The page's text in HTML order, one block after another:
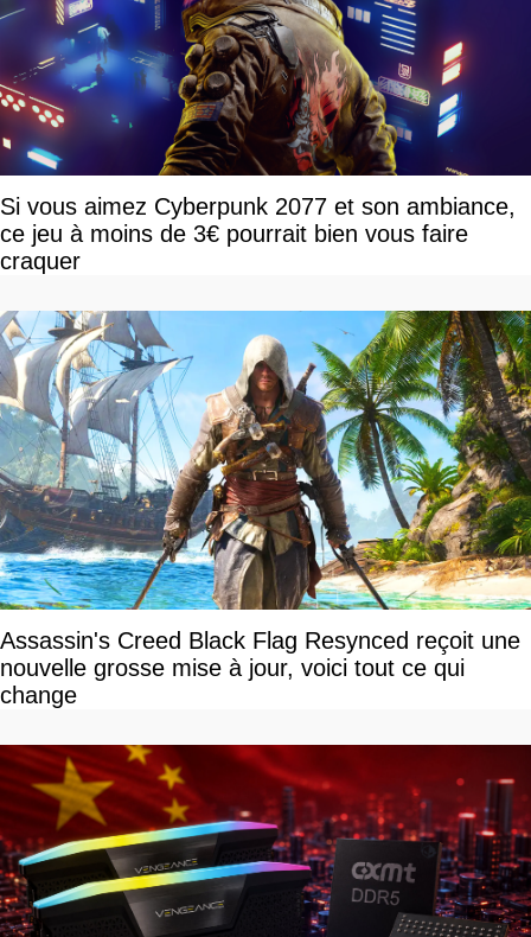
Si vous aimez Cyberpunk 2077 et son ambiance,
ce jeu à moins de 3€ pourrait bien vous faire
craquer
Assassin's Creed Black Flag Resynced reçoit une
nouvelle grosse mise à jour, voici tout ce qui
change